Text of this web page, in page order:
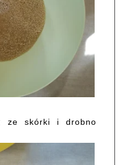
ze skórki i drobno